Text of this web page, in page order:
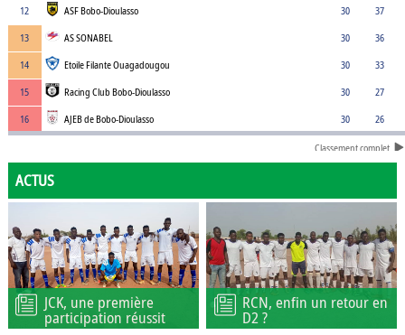
12
ASF Bobo-Dioulasso 30
37
13
AS SONABEL 30
36
14
Etoile Filante Ouagadougou 30
33
15
Racing Club Bobo-Dioulasso 30
27
16
AJEB de Bobo-Dioulasso 30 26
Classement complet
ACTUS
JCK, une première
participation réussit
RCN, enfin un retour en
D2 ?